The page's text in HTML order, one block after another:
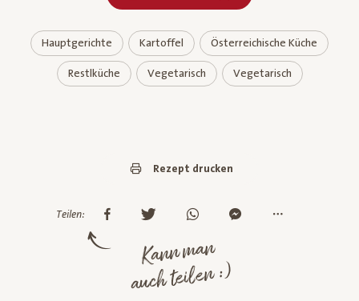
Hauptgerichte Kartoffel Österreichische Küche
Restlküche Vegetarisch Vegetarisch
Rezept drucken
Teilen:
Kann man
auch teilen :)